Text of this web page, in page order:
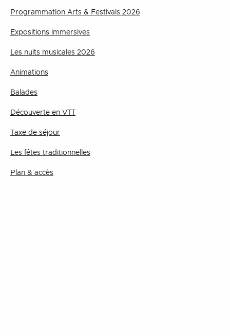
Programmation Arts & Festivals 2026
Expositions immersives
Les nuits musicales 2026
Animations
Balades
Découverte en VTT
Taxe de séjour
Les fêtes traditionnelles
Plan & accès